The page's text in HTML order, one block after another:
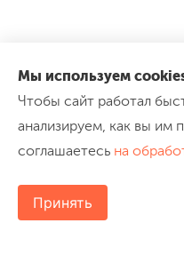
Мы используем
Чтобы сайт работал
анализируем, как вы им
соглашаетесь на
Принять